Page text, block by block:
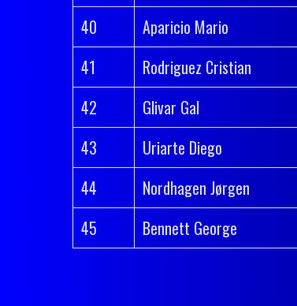
40
Aparicio Mario
41
Rodriguez Cristian
42
Glivar Gal
43
Uriarte Diego
44
Nordhagen Jørgen
45
Bennett George
DeCarreras Team Manager
Juegos de Ciclismo